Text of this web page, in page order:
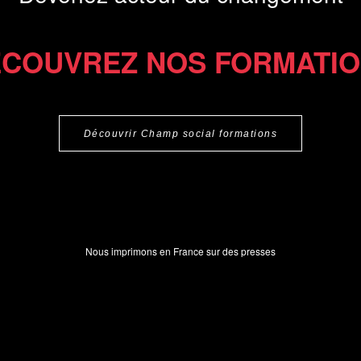
NOS
Découvrir Champ social formations
Nous imprimons en France sur des presses